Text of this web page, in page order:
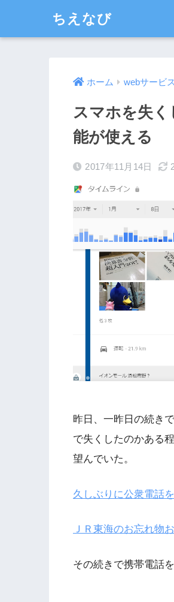
ちえなび
ホーム webサービス
スマホを失
能が使える
2017年11月14日
昨日、一昨日の続き
で失くしたのかある
望んでいた。
久しぶりに公衆電話
ＪＲ東海のお忘れ物
その続きで携帯電話